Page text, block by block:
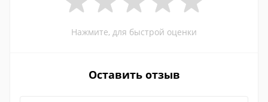
Нажмите, для быстрой оценки
Оставить отзыв